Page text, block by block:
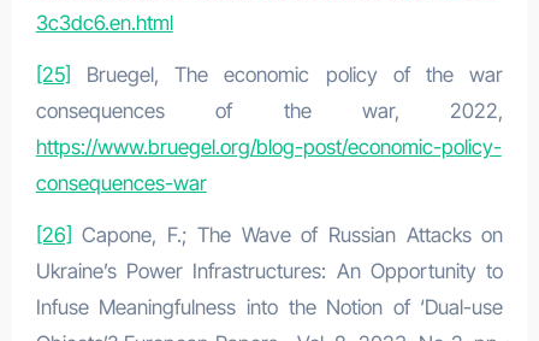
3c3dc6.en.html
[25] Bruegel, The economic policy of the war
consequences of the war, 2022,
https://www.bruegel.org/blog-post/economic-policy-
consequences-war
[26] Capone, F.; The Wave of Russian Attacks on
Ukraine’s Power Infrastructures: An Opportunity to
Infuse Meaningfulness into the Notion of ‘Dual-use